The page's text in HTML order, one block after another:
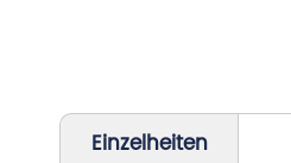
Einzelheiten